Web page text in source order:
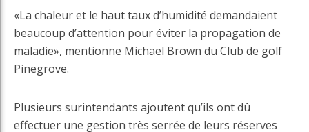
«La chaleur et le haut taux d’humidité demandaient
beaucoup d’attention pour éviter la propagation de
maladie», mentionne Michaël Brown du Club de golf
Pinegrove.
Plusieurs surintendants ajoutent qu’ils ont dû
effectuer une gestion très serrée de leurs réserves